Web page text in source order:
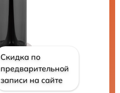
Скидка по
предварительной
записи на сайте